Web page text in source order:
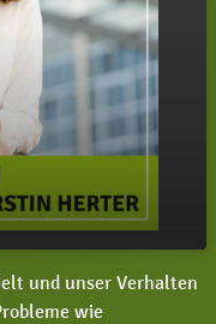
wir unseren
und trainieren?
und unser Verhalten
wie